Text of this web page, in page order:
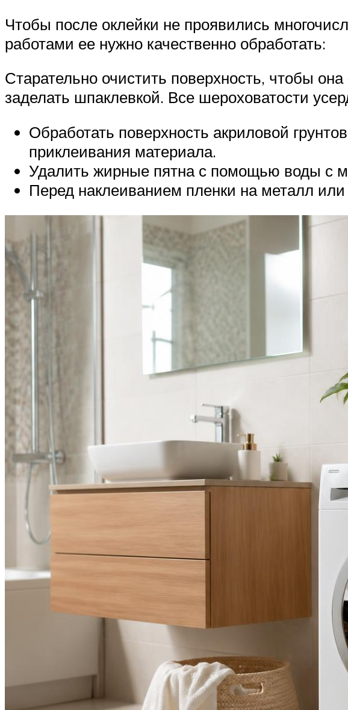
Чтобы после оклейки не проявились
работами ее нужно качественно обработать:
Старательно очистить поверхность, чтобы
заделать шпаклевкой. Все шероховатости
Обработать поверхность акриловой
приклеивания материала.
Удалить жирные пятна с помощью воды с
Перед наклеиванием пленки на металл